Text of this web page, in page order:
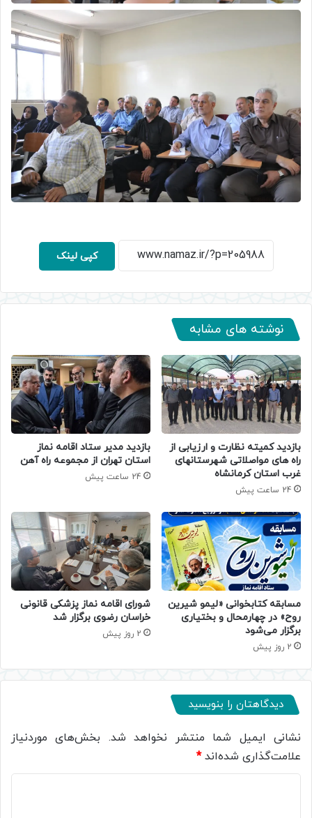
کپی لینک
نوشته های مشابه
بازدید کمیته نظارت و ارزیابی از
راه های مواصلاتی شهرستانهای
غرب استان کرمانشاه
24 ساعت پیش
بازدید مدیر ستاد اقامه نماز
استان تهران از مجموعه راه آهن
24 ساعت پیش
مسابقه کتابخوانی «لیمو شیرین
روح» در چهارمحال و بختیاری
برگزار می‌شود
2 روز پیش
شورای اقامه نماز پزشکی قانونی
خراسان رضوی برگزار شد
2 روز پیش
دیدگاهتان را بنویسید
نشانی ایمیل شما منتشر نخواهد شد. بخش‌های موردنیاز
علامت‌گذاری شده‌اند*